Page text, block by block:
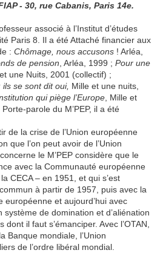
- 30, rue Cabanis, Paris 14e.
associé à l’Institut d’études
Paris 8. Il a été Attaché financier aux
: Chômage, nous accusons ! Arléa,
de pension , Arléa, 1999 ; Pour une
et une Nuits, 2001 (collectif) ;
se sont dit oui, Mille et une nuits,
qui piège l’Europe , Mille et
parole du M’PEP, il a été
de la crise de l’Union européenne
que l’on peut avoir de l’Union
le M’PEP considère que le
avec la Communauté européenne
CECA – en 1951, et qui s’est
à partir de 1957, puis avec la
européenne et aujourd’hui avec
système de domination et d’aliénation
il faut s’émanciper. Avec l’OTAN,
Banque mondiale, l’Union
de l’ordre libéral mondial.